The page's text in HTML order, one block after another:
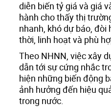
diễn biến tỷ giá và giá
hành cho thấy thị
nhanh, khó dự báo,
thời, linh hoạt và phù
Theo NHNN, việc xây
dẫn tới sự cứng nhắc
hiện những biến động
ảnh hưởng đến hiệu
trong nước.